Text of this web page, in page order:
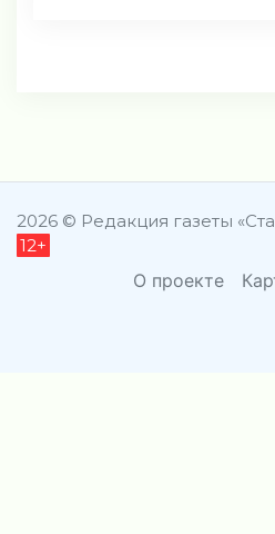
2026 © Редакция газеты
12+
О проекте